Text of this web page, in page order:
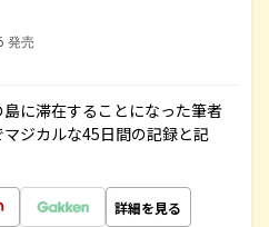
発売
に滞在することになった筆者
ジカルな45日間の記録と記
詳細を見る